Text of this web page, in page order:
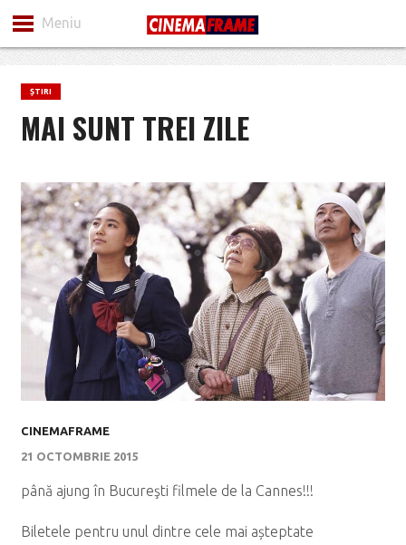
Meniu
ȘTIRI
MAI SUNT TREI ZILE
CINEMAFRAME
21 OCTOMBRIE 2015
până ajung în Bucureşti filmele de la Cannes!!!
Biletele pentru unul dintre cele mai așteptate